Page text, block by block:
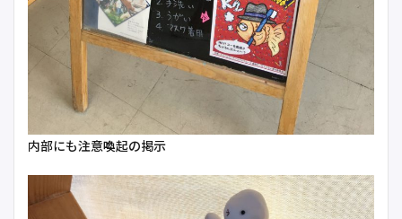
内部にも注意喚起の掲示